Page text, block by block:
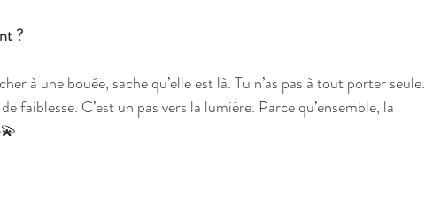
?
à une bouée, sache qu’elle est là. Tu n’as pas à tout porter seule.
faiblesse. C’est un pas vers la lumière. Parce qu’ensemble, la